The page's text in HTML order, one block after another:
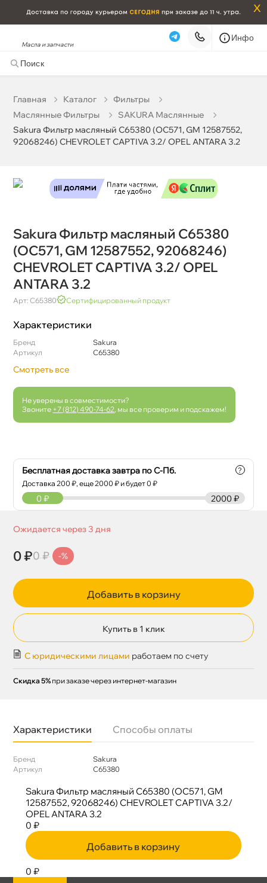
x
Масла и запчасти
Инфо
Главная Катало
Фильтры
Маслянные Фильтры
SAKURA Маслянные
Sakura Фильтр масляный C65380 (OC571, GM 12587552,
92068246) CHEVROLET CAPTIVA 3.2/ OPEL ANTARA 3.2
Sakura Фильтр масляный C65380
(OC571, GM 12587552, 92068246)
CHEVROLET CAPTIVA 3.2/ OPEL
ANTARA 3.2
Арт: C65380 Сертифицированный продукт
Характеристики
Бренд
Sakura
Артикул
C65380
Смотреть все
Не уверены в совместимости?
Звоните +7 (812) 490-74-62 , мы все проверим и подскажем!
Бесплатная доставка завтра по С-Пб.
Доставка200 ₽, еще2000 ₽ и будет 0 ₽
?
2000 ₽
0 ₽
Ожидается через 3 дня
0 ₽0 ₽ -%
Добавить в корзину
Купить в 1 клик
С юридическими лицами работаем по счету
Скидка 5% при заказе через интернет-магазин
Характеристики Способы оплаты
Бренд
Sakura
Артикул
C65380
Sakura Фильтр масляный C65380 (OC571, GM
ANTARA 3.2
Бесплатная Сегодня, 06.08 (при заказе от 2000₽)
Самовывоз
Карта Список
Sakura Фильтр масляный C65380 (OC571, GM
12587552, 92068246) CHEVROLET CAPTIVA 3.2/
OPEL ANTARA 3.2
0 ₽
Добавить в корзину
0 ₽